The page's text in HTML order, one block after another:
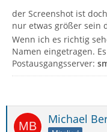
der Screenshot ist
nur etwas größer sein
Wenn ich es richtig
Namen eingetragen.
Postausgangsserver:
Michael